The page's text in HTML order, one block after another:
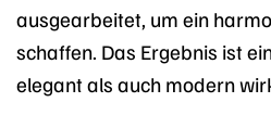
ausgearbeitet, um ein
schaffen. Das Ergebnis ist
elegant als auch modern